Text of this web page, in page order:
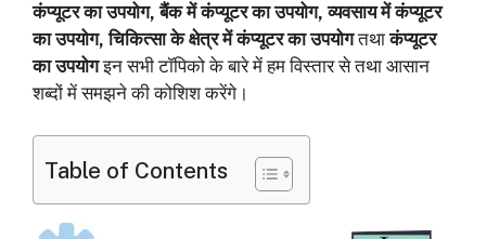
कंप्यूटर का उपयोग, बैंक में कंप्यूटर का उपयोग, व्यवसाय में कंप्यूटर
का उपयोग, चिकित्सा के क्षेत्र में कंप्यूटर का उपयोगतथाकंप्यूटर
का उपयोगइन सभी टॉपिको के बारे में हम विस्तार से तथा आसान
शब्दों में समझने की कोशिश करेंगे।
Table of Contents